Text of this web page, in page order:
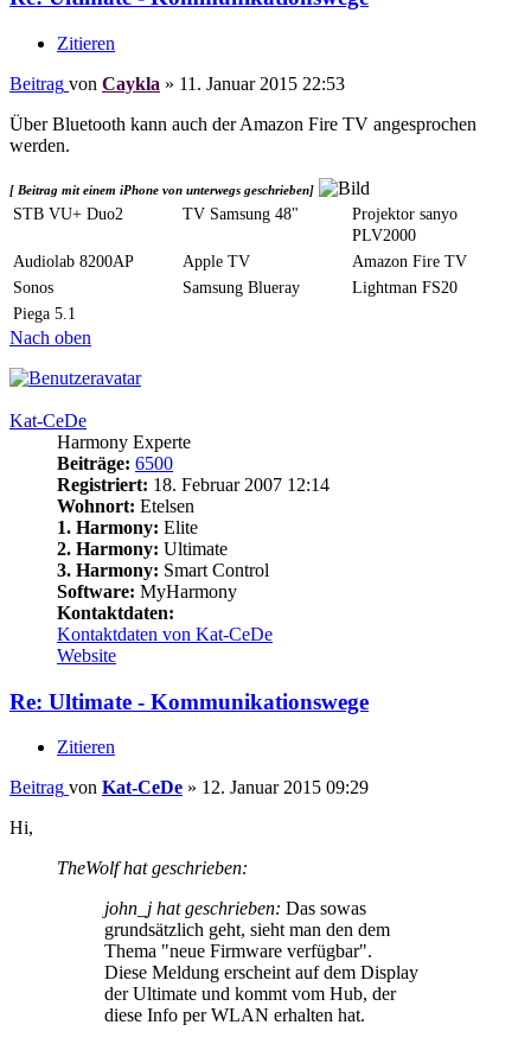
Zitieren
Beitrag von Caykla » 11. Januar 2015 22:53
Über Bluetooth kann auch der Amazon Fire TV angesprochen
werden.
[ Beitrag mit einem iPhone von unterwegs geschrieben]
STB VU+ Duo2 TV Samsung 48"
Projektor sanyo
PLV2000
Audiolab 8200AP
Apple TV
Amazon Fire TV
Sonos
Samsung Blueray
Lightman FS20
Piega 5.1
Nach oben
Kat-CeDe
Harmony Experte
Beiträge: 6500
Registriert: 18. Februar 2007 12:14
Wohnort: Etelsen
1. Harmony: Elite
2. Harmony: Ultimate
3. Harmony: Smart Control
Software: MyHarmony
Kontaktdaten:
Kontaktdaten von Kat-CeDe
Website
Re: Ultimate - Kommunikationswege
Zitieren
Beitrag von Kat-CeDe » 12. Januar 2015 09:29
Hi,
TheWolf hat geschrieben:
john_j hat geschrieben: Das sowas
grundsätzlich geht, sieht man den dem
Thema "neue Firmware verfügbar".
Diese Meldung erscheint auf dem Display
der Ultimate und kommt vom Hub, der
diese Info per WLAN erhalten hat.